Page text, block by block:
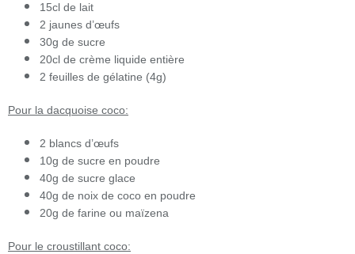
15cl de lait
2 jaunes d’œufs
30g de sucre
20cl de crème liquide entière
2 feuilles de gélatine (4g)
Pour la dacquoise coco:
2 blancs d’œufs
10g de sucre en poudre
40g de sucre glace
40g de noix de coco en poudre
20g de farine ou maïzena
Pour le croustillant coco: